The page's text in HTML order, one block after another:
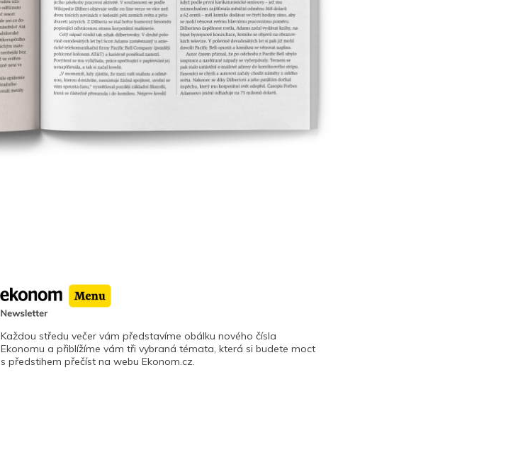
Každou středu večer vám představíme obálku nového čísla
Ekonomu a přiblížíme vám tři vybraná témata, která si budete moct
s předstihem přečíst na webu Ekonom.cz.